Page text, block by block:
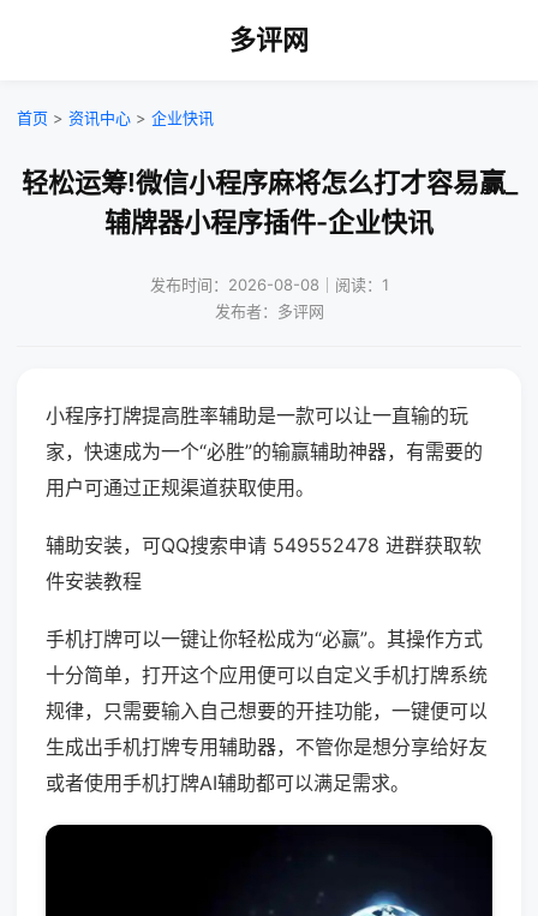
多评网
首页 > 资讯中心 > 企业快讯
轻松运筹!微信小程序麻将怎么打才容易赢_
辅牌器小程序插件-企业快讯
发布时间：2026-08-08｜阅读：1
发布者：多评网
小程序打牌提高胜率辅助是一款可以让一直输的玩
家，快速成为一个“必胜”的输赢辅助神器，有需要的
用户可通过正规渠道获取使用。
辅助安装，可QQ搜索申请 549552478 进群获取软
件安装教程
手机打牌可以一键让你轻松成为“必赢”。其操作方式
十分简单，打开这个应用便可以自定义手机打牌系统
规律，只需要输入自己想要的开挂功能，一键便可以
生成出手机打牌专用辅助器，不管你是想分享给好友
或者使用手机打牌AI辅助都可以满足需求。